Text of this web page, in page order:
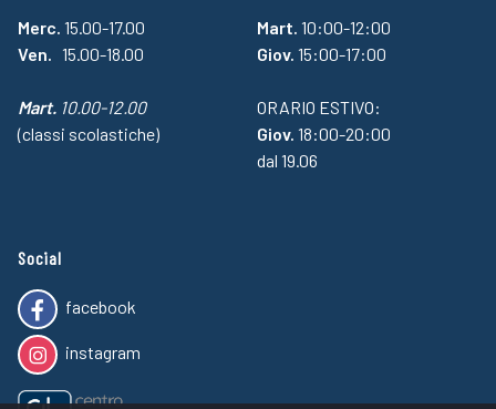
Merc. 15.00-17.00
Ven.
15.00-18.00
Mart. 10.00-12.00
(classi scolastiche)
Mart. 10:00-12:00
Giov. 15:00-17:00
ORARIO ESTIVO:
Giov. 18:00-20:00
dal 19.06
Social
facebook
instagram